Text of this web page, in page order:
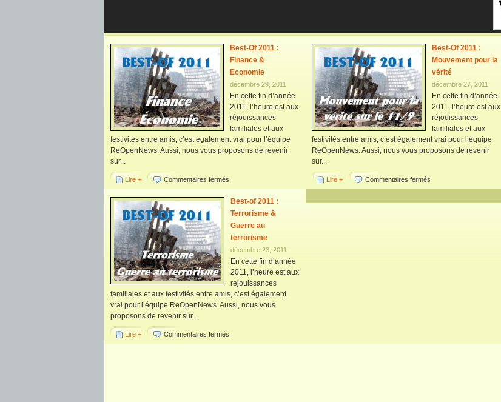
Best-Of 2011 :
Finance &
Economie
décembre 29, 2011
En cette fin d’année
2011, l’heure est aux
réjouissances
familiales et aux
festivités entre amis, c’est également vrai pour l’équipe
ReOpenNews. Aussi, nous vous proposons de revenir
sur...
Lire + Commentaires fermés
Best-Of 2011 :
Mouvement pour la
vérité
décembre 27, 2011
En cette fin d’année
2011, l’heure est aux
réjouissances
familiales et aux
festivités entre amis, c’est également vrai pour l’équipe
ReOpenNews. Aussi, nous vous proposons de revenir
sur...
Lire + Commentaires fermés
Best-of 2011 :
Terrorisme &
Guerre au
terrorisme
décembre 23, 2011
En cette fin d’année
2011, l’heure est aux
réjouissances
familiales et aux festivités entre amis, c’est également
vrai pour l’équipe ReOpenNews. Aussi, nous vous
proposons de revenir sur...
Lire + Commentaires fermés